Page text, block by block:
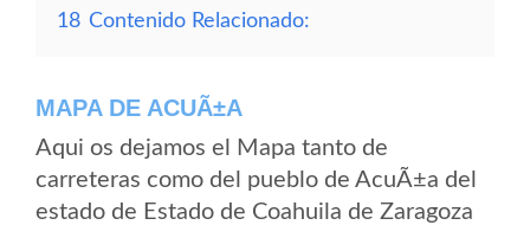
18 Contenido Relacionado:
MAPA DE ACUÃ±A
Aqui os dejamos el Mapa tanto de
carreteras como del pueblo de AcuÃ±a del
estado de Estado de Coahuila de Zaragoza